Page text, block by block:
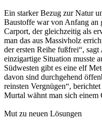
Ein starker Bezug zur Natur
Baustoffe war von Anfang an
Carport, der gleichzeitig als
man das aus Massivholz
der ersten Reihe fußfrei“,
einzigartige Situation musste
Südwesten gibt es eine elf
davon sind durchgehend
reinsten Vergnügen“,
Murtal wähnt man sich einem
Mut zu neuen Lösungen